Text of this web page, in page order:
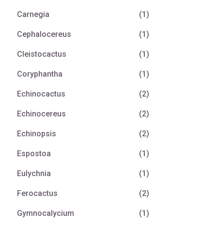
Carnegia (1)
Cephalocereus (1)
Cleistocactus (1)
Coryphantha (1)
Echinocactus (2)
Echinocereus (2)
Echinopsis (2)
Espostoa (1)
Eulychnia (1)
Ferocactus (2)
Gymnocalycium (1)